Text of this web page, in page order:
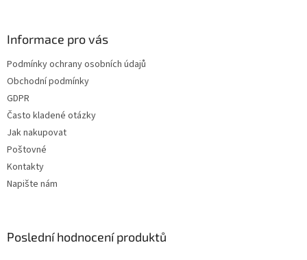
Informace pro vás
Podmínky ochrany osobních údajů
Obchodní podmínky
GDPR
Často kladené otázky
Jak nakupovat
Poštovné
Kontakty
Napište nám
Poslední hodnocení produktů